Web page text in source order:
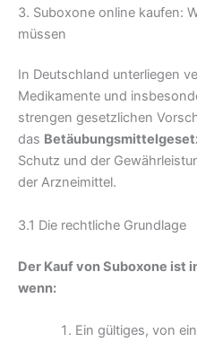
3. Suboxone online kaufen:
müssen
In Deutschland unterliegen
Medikamente und
strengen gesetzlichen
das
Schutz und der
der Arzneimittel.
3.1 Die rechtliche Grundlage
Der Kauf von Suboxone ist
wenn:
Ein gültiges, von